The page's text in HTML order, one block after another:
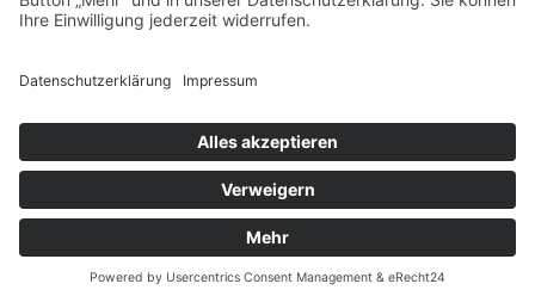
© 2026 | www.deutsche-gutachterauskunft.de | Alle Rechte vorbehalten